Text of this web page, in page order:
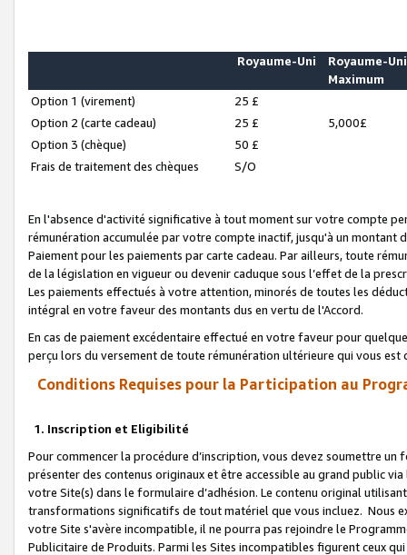
Royaume-Uni
Royaume-Uni
Maximum
Option 1 (virement)
25 £
Option 2 (carte cadeau)
25 £
5,000£
Option 3 (chèque)
50 £
Frais de traitement des chèques
S/O
En l'absence d'activité significative à tout moment sur votre compte
rémunération accumulée par votre compte inactif, jusqu'à un montant
Paiement pour les paiements par carte cadeau. Par ailleurs, toute
de la législation en vigueur ou devenir caduque sous l’effet de la
Les paiements effectués à votre attention, minorés de toutes les
intégral en votre faveur des montants dus en vertu de l'Accord.
En cas de paiement excédentaire effectué en votre faveur pour
perçu lors du versement de toute rémunération ultérieure qui vous est
Conditions Requises pour la Participation au
1. Inscription et Eligibilité
Pour commencer la procédure d’inscription, vous devez soumettre
présenter des contenus originaux et être accessible au grand public
votre Site(s) dans le formulaire d’adhésion. Le contenu original
transformations significatifs de tout matériel que vous incluez. Nous
votre Site s'avère incompatible, il ne pourra pas rejoindre le
Publicitaire de Produits. Parmi les Sites incompatibles figurent ceux